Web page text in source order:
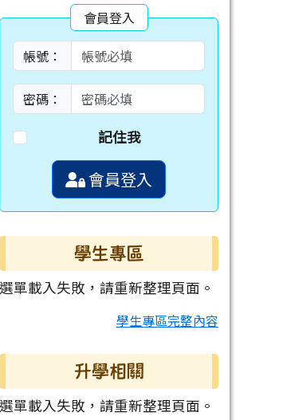
運用。
公益揭弊者保護法
會員登入
帳號：
密碼：
記住我
會員登入
學生專區
選單載入失敗，請重新整理頁面。
學生專區完整內容
升學相關
選單載入失敗，請重新整理頁面。